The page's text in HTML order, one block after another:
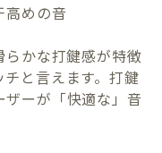
高めの音
かな打鍵感が特徴
と言えます。打鍵
ーが「快適な」音